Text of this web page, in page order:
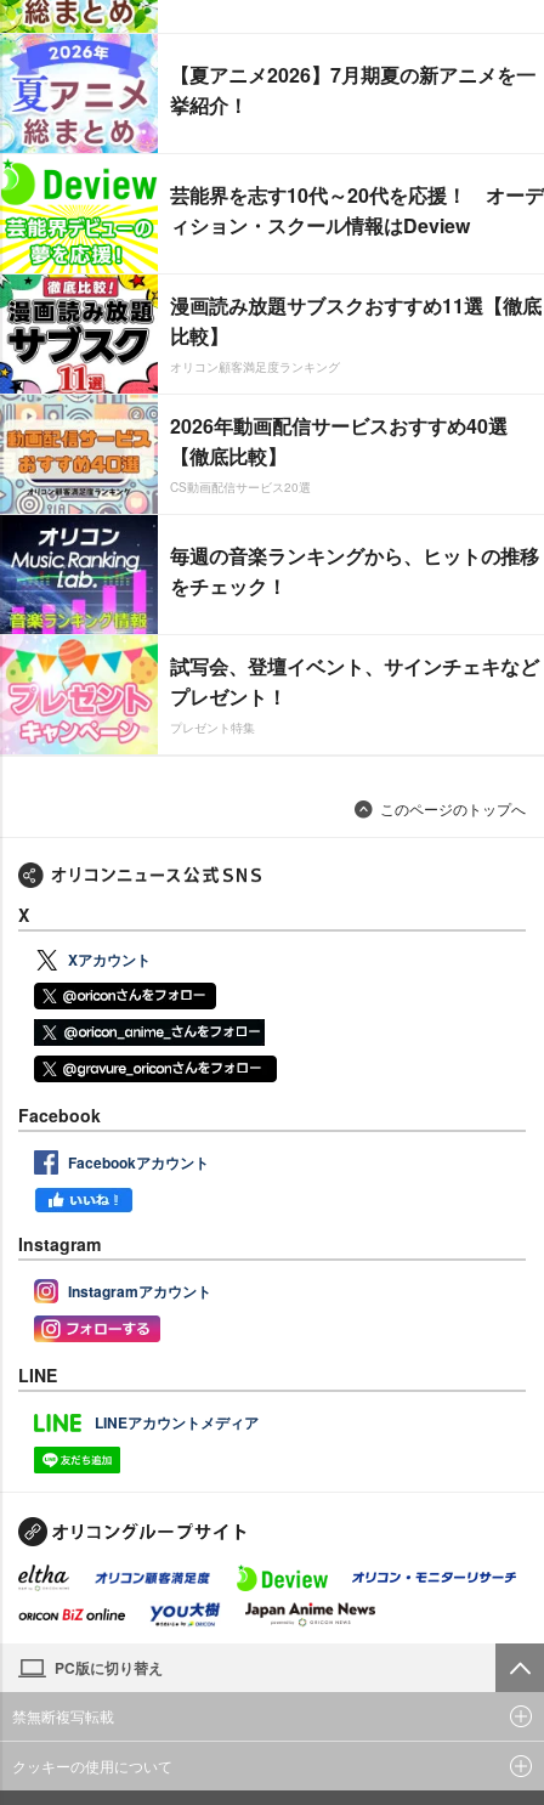
【夏アニメ2026】7月期夏の新アニメを一
挙紹介！
芸能界を志す10代～20代を応援！ オーデ
ィション・スクール情報はDeview
漫画読み放題サブスクおすすめ11選【徹底
比較】
オリコン顧客満足度ランキング
2026年動画配信サービスおすすめ40選
【徹底比較】
CS動画配信サービス20選
毎週の音楽ランキングから、ヒットの推移
をチェック！
試写会、登壇イベント、サインチェキなど
プレゼント！
プレゼント特集
このページのトップへ
X
Xアカウント
Facebook
Facebookアカウント
Instagram
Instagramアカウント
LINE
LINEアカウントメディア
PC版に切り替え
禁無断複写転載
クッキーの使用について